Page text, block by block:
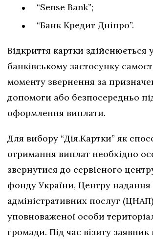
“Sense Bank”;
“Банк Кредит Дніпро”.
Відкриття картки здійснюється
банківському застосунку
моменту звернення за
допомоги або безпосередньо
оформлення виплати.
Для вибору “Дія.Картки” як
отримання виплат необхідно
звернутися до сервісного
фонду України, Центру надання
адміністративних послуг
уповноваженої особи
громади. Під час візиту